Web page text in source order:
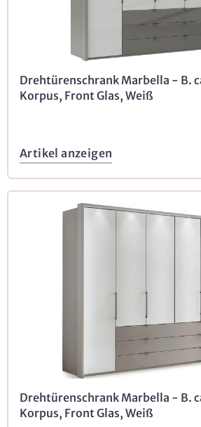
Drehtürenschrank Marbella - B.
Korpus, Front Glas, Weiß
Artikel anzeigen
Drehtürenschrank Marbella - B.
Korpus, Front Glas, Weiß